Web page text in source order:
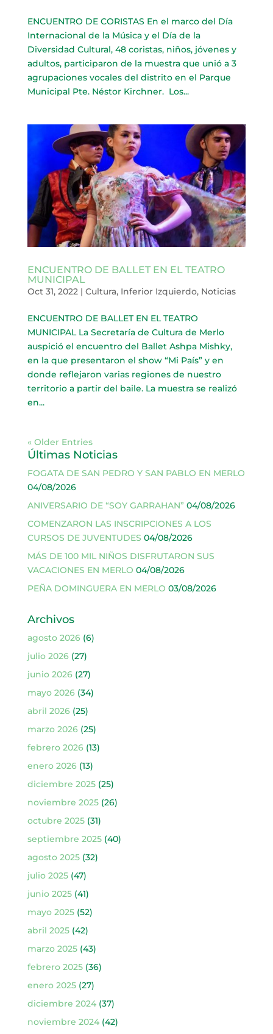
ENCUENTRO DE CORISTAS En el marco del Día
Internacional de la Música y el Día de la
Diversidad Cultural, 48 coristas, niños, jóvenes y
adultos, participaron de la muestra que unió a 3
agrupaciones vocales del distrito en el Parque
Municipal Pte. Néstor Kirchner. Los...
ENCUENTRO DE BALLET EN EL TEATRO
MUNICIPAL
Oct 31, 2022| Cultura, Inferior Izquierdo, Noticias
ENCUENTRO DE BALLET EN EL TEATRO
MUNICIPAL La Secretaría de Cultura de Merlo
auspició el encuentro del Ballet Ashpa Mishky,
en la que presentaron el show “Mi País” y en
donde reflejaron varias regiones de nuestro
territorio a partir del baile. La muestra se realizó
en...
« Older Entries
Últimas Noticias
FOGATA DE SAN PEDRO Y SAN PABLO EN MERLO
04/08/2026
ANIVERSARIO DE “SOY GARRAHAN” 04/08/2026
COMENZARON LAS INSCRIPCIONES A LOS
CURSOS DE JUVENTUDES 04/08/2026
MÁS DE 100 MIL NIÑOS DISFRUTARON SUS
VACACIONES EN MERLO 04/08/2026
PEÑA DOMINGUERA EN MERLO 03/08/2026
Archivos
agosto 2026(6)
julio 2026(27)
junio 2026(27)
mayo 2026(34)
abril 2026(25)
marzo 2026(25)
febrero 2026(13)
enero 2026(13)
diciembre 2025(25)
noviembre 2025(26)
octubre 2025(31)
septiembre 2025(40)
agosto 2025(32)
julio 2025(47)
junio 2025(41)
mayo 2025(52)
abril 2025(42)
marzo 2025(43)
febrero 2025(36)
enero 2025(27)
diciembre 2024(37)
noviembre 2024(42)